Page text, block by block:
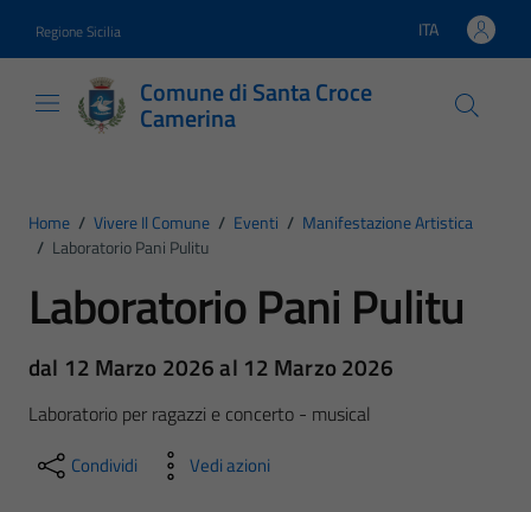
Regione Sicilia Lingua attiva:
ITA
Comune di Santa Croce
Camerina
Home / Vivere Il Comune / Eventi / Manifestazione Artistica
/ Laboratorio Pani Pulitu
Laboratorio Pani Pulitu
dal 12 Marzo 2026 al 12 Marzo 2026
Laboratorio per ragazzi e concerto - musical
Condividi Vedi azioni